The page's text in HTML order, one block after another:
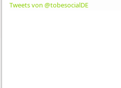
Tweets von @tobesocialDE